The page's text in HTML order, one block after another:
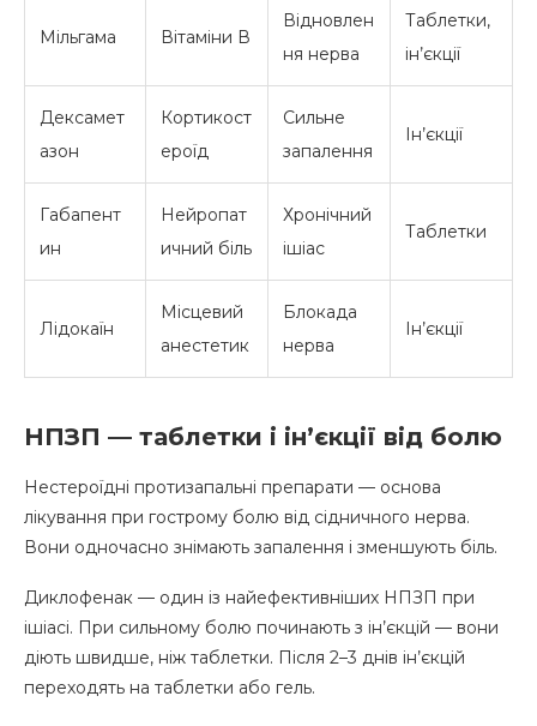
Мільгама Вітаміни В
Відновлен
ня нерва
Таблетки,
ін’єкції
Дексамет
азон
Кортикост
ероїд
Сильне
запалення
Ін’єкції
Габапент
ин
Нейропат
ичний біль
Хронічний
ішіас
Таблетки
Лідокаїн
Місцевий
анестетик
Блокада
нерва
Ін’єкції
НПЗП — таблетки і ін’єкції від болю
Нестероїдні протизапальні препарати — основа
лікування при гострому болю від сідничного нерва.
Вони одночасно знімають запалення і зменшують біль.
Диклофенак — один із найефективніших НПЗП при
ішіасі. При сильному болю починають з ін’єкцій — вони
діють швидше, ніж таблетки. Після 2–3 днів ін’єкцій
переходять на таблетки або гель.